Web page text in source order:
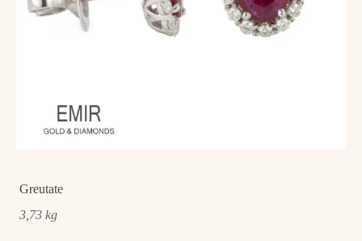
Greutate
3,73 kg